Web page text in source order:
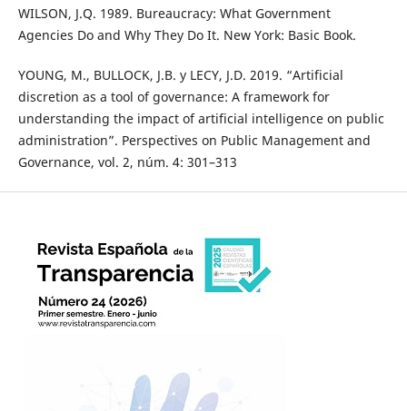
WILSON, J.Q. 1989. Bureaucracy: What Government
Agencies Do and Why They Do It. New York: Basic Book.
YOUNG, M., BULLOCK, J.B. y LECY, J.D. 2019. “Artificial
discretion as a tool of governance: A framework for
understanding the impact of artificial intelligence on public
administration”. Perspectives on Public Management and
Governance, vol. 2, núm. 4: 301–313